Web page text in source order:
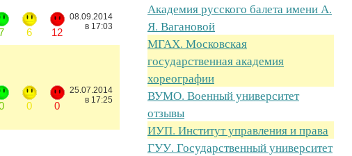
6 12
08.09.2014
в 17:03
0 0
25.07.2014
в 17:25
Академия русского балета имени А.
Я. Вагановой
МГАХ. Московская
государственная академия
хореографии
ВУМО. Военный университет
отзывы
ИУП. Институт управления и права
ГУУ. Государственный университет